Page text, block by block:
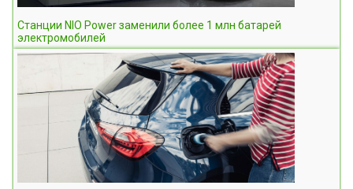
Станции NIO Power заменили более 1 млн батарей
электромобилей